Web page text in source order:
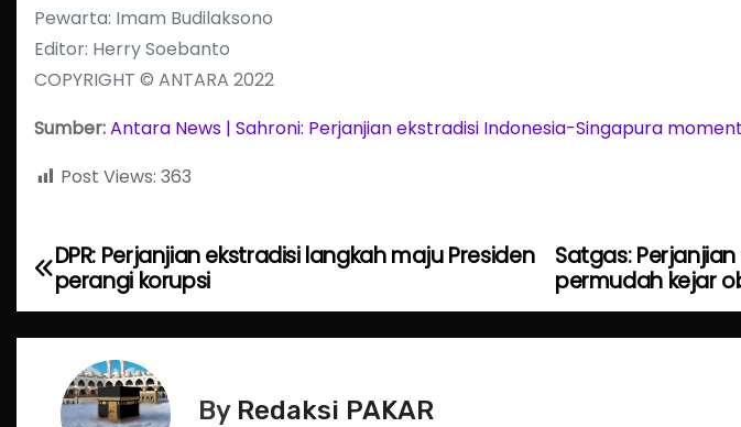
Pewarta: Imam Budilaksono
Editor: Herry Soebanto
COPYRIGHT © ANTARA 2022
Sumber:Antara News | Sahroni: Perjanjian ekstradisi Indonesia-Singapura
Post Views: 363
P
o
Satgas:
permudah kejar
DPR: Perjanjian ekstradisi langkah maju Presiden
perangi korupsi
By Redaksi PAKAR